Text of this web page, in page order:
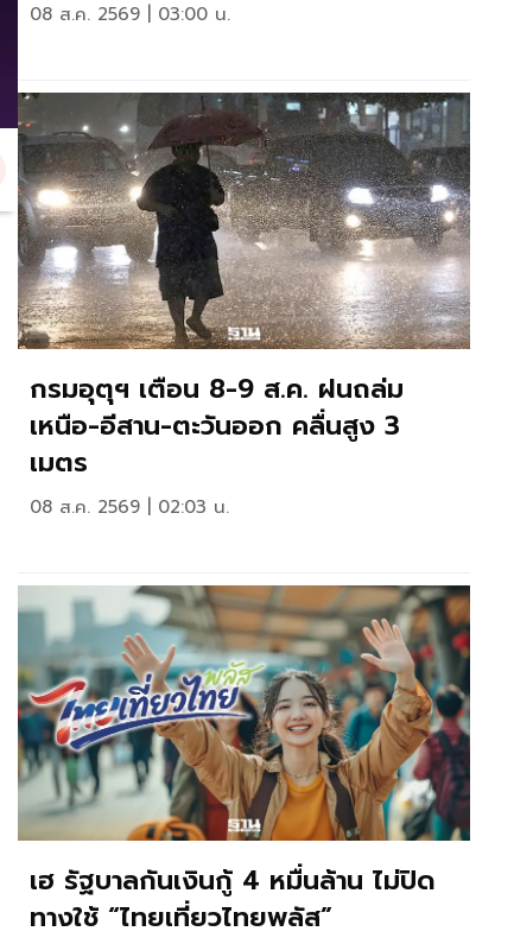
08 ส.ค. 2569 | 03:00 น.
กรมอุตุฯ เตือน 8-9 ส.ค. ฝนถล่ม
เหนือ-อีสาน-ตะวันออก คลื่นสูง 3
เมตร
08 ส.ค. 2569 | 02:03 น.
เฮ รัฐบาลกันเงินกู้ 4 หมื่นล้าน ไม่ปิด
ทางใช้ “ไทยเที่ยวไทยพลัส”